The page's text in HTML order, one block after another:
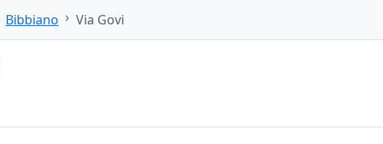
Bibbiano Via Govi